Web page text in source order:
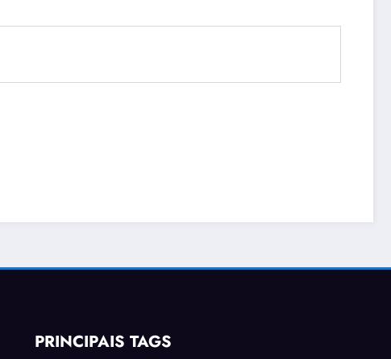
PRINCIPAIS TAGS